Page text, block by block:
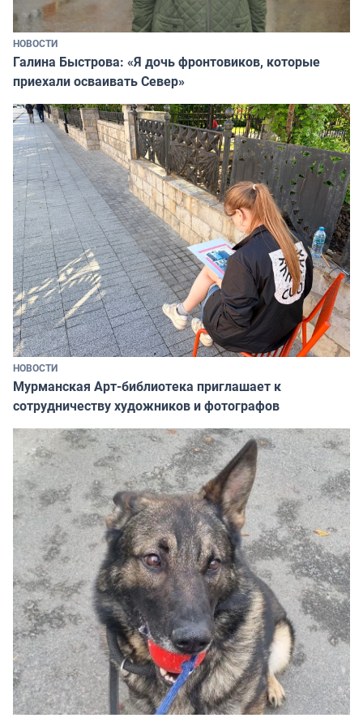
НОВОСТИ
Галина Быстрова: «Я дочь фронтовиков, которые
приехали осваивать Север»
НОВОСТИ
Мурманская Арт-библиотека приглашает к
сотрудничеству художников и фотографов